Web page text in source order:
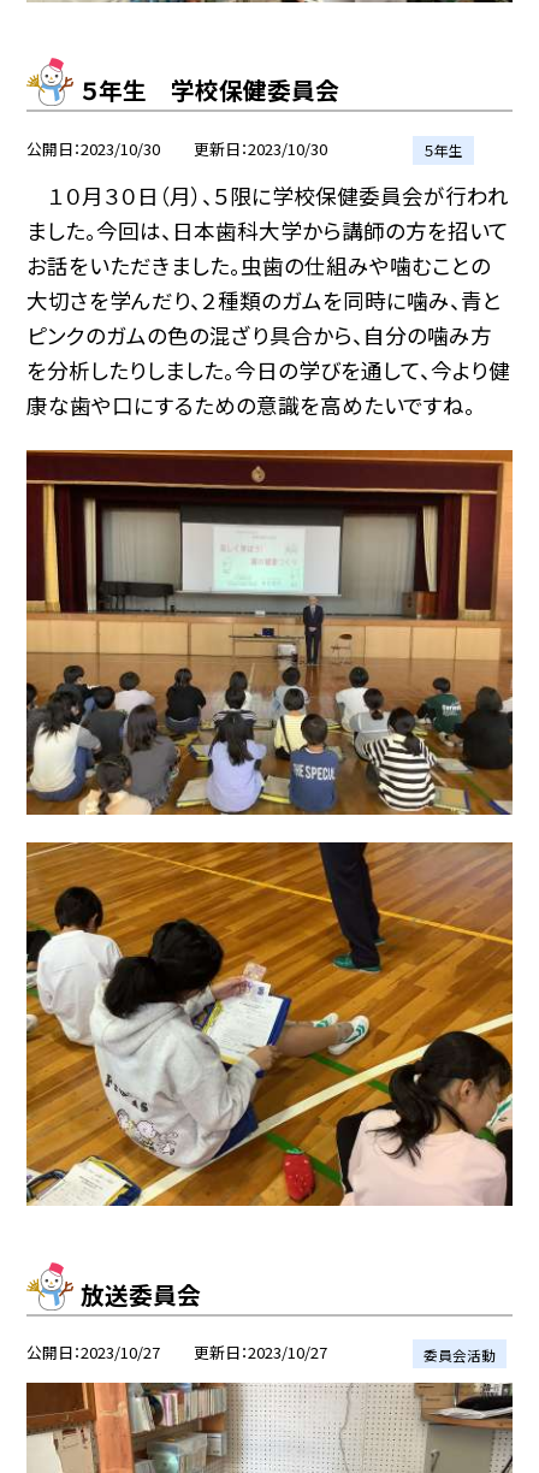
５年生 学校保健委員会
公開日 2023/10/30 更新日 2023/10/30 ５年生
１０月３０日（月）、５限に学校保健委員会が行われ
ました。今回は、日本歯科大学から講師の方を招いて
お話をいただきました。虫歯の仕組みや噛むことの
大切さを学んだり、２種類のガムを同時に噛み、青と
ピンクのガムの色の混ざり具合から、自分の噛み方
を分析したりしました。今日の学びを通して、今より健
康な歯や口にするための意識を高めたいですね。
放送委員会
公開日 2023/10/27 更新日 2023/10/27 委員会活動